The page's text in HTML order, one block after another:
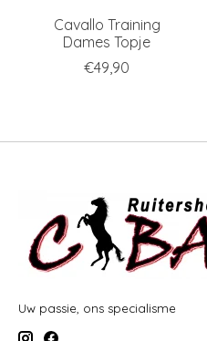
Cavallo Training
Dames Topje
€49,90
Uw passie, ons specialisme